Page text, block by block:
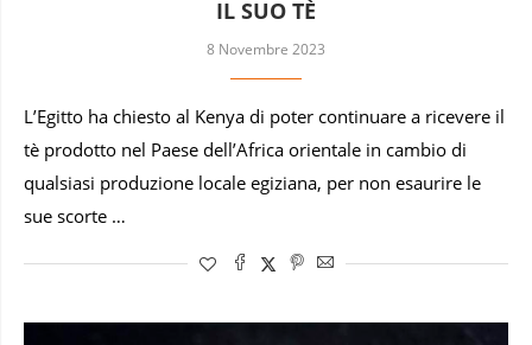
IL SUO TÈ
8 Novembre 2023
L’Egitto ha chiesto al Kenya di poter continuare a ricevere il
tè prodotto nel Paese dell’Africa orientale in cambio di
qualsiasi produzione locale egiziana, per non esaurire le
sue scorte …